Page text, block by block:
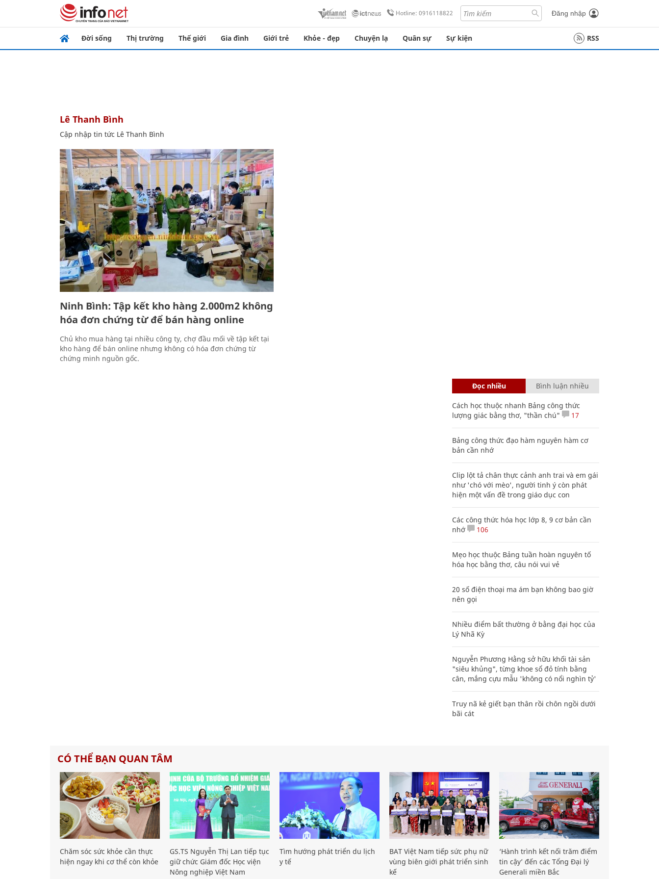
Hotline: 0916118822 Đăng nhập
Đời sống Thị trường Thế giới Gia đình Giới trẻ Khỏe - đẹp Chuyện lạ Quân sự Sự kiện RSS
Lê Thanh Bình
Cập nhập tin tức Lê Thanh Bình
Ninh Bình: Tập kết kho hàng 2.000m2 không
hóa đơn chứng từ để bán hàng online
Chủ kho mua hàng tại nhiều công ty, chợ đầu mối về tập kết tại
kho hàng để bán online nhưng không có hóa đơn chứng từ
chứng minh nguồn gốc.
Đọc nhiều Bình luận nhiều
Cách học thuộc nhanh Bảng công thức
lượng giác bằng thơ, "thần chú"
17
Bảng công thức đạo hàm nguyên hàm cơ
bản cần nhớ
Clip lột tả chân thực cảnh anh trai và em gái
như 'chó với mèo', người tinh ý còn phát
hiện một vấn đề trong giáo dục con
Các công thức hóa học lớp 8, 9 cơ bản cần
nhớ
106
Mẹo học thuộc Bảng tuần hoàn nguyên tố
hóa học bằng thơ, câu nói vui vẻ
20 số điện thoại ma ám bạn không bao giờ
nên gọi
Nhiều điểm bất thường ở bằng đại học của
Lý Nhã Kỳ
Nguyễn Phương Hằng sở hữu khối tài sản
"siêu khủng", từng khoe sổ đỏ tính bằng
cân, mắng cựu mẫu 'không có nổi nghìn tỷ'
Truy nã kẻ giết bạn thân rồi chôn ngồi dưới
bãi cát
CÓ THỂ BẠN QUAN TÂM
Chăm sóc sức khỏe cần thực
hiện ngay khi cơ thể còn khỏe
GS.TS Nguyễn Thị Lan tiếp tục
giữ chức Giám đốc Học viện
Nông nghiệp Việt Nam
Tìm hướng phát triển du lịch
y tế
BAT Việt Nam tiếp sức phụ nữ
vùng biên giới phát triển sinh
kế
‘Hành trình kết nối trăm điểm
tin cậy’ đến các Tổng Đại lý
Generali miền Bắc